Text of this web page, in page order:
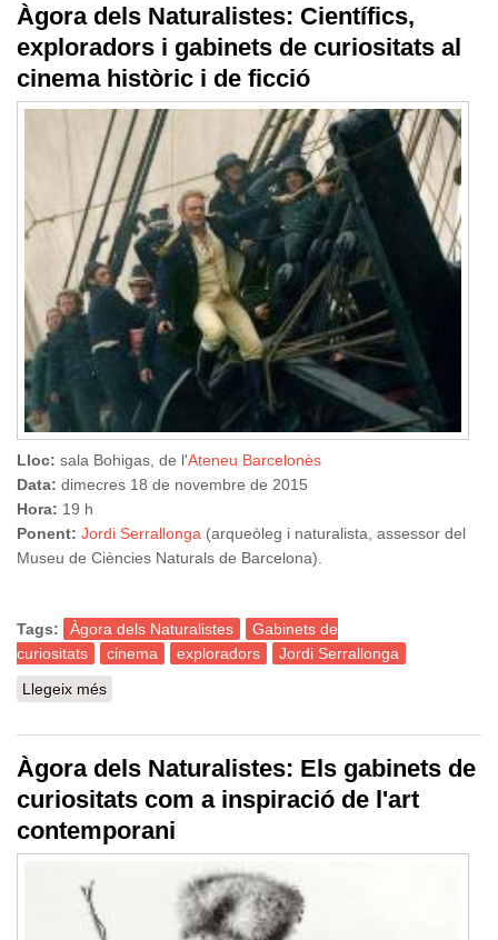
Àgora dels Naturalistes: Científics,
exploradors i gabinets de curiositats al
cinema històric i de ficció
Lloc: sala Bohigas, de l'Ateneu Barcelonès
Data: dimecres 18 de novembre de 2015
Hora: 19 h
Ponent: Jordi Serrallonga (arqueòleg i naturalista, assessor del
Museu de Ciències Naturals de Barcelona).
Tags: Àgora dels Naturalistes
Gabinets de
curiositats
cinema exploradors
Jordi Serrallonga
Llegeix més
Àgora dels Naturalistes: Els gabinets de
curiositats com a inspiració de l'art
contemporani